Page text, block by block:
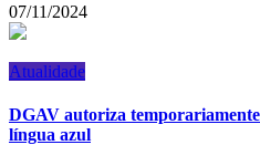
07/11/2024
Atualidade
DGAV autoriza
língua azul